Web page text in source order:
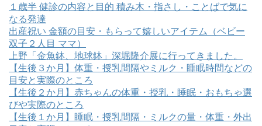
１歳半 健診の内容と目的 積み木・指さし・ことばで気に
なる発達
出産祝い 金額の目安・もらって嬉しいアイテム（ベビー
双子２人目 ママ）
上野「金魚鉢、地球鉢」深堀隆介展に行ってきました。
【生後３か月】体重・授乳間隔やミルク・睡眠時間などの
目安と実際のところ
【生後２か月】赤ちゃんの体重・授乳・睡眠・おもちゃ選
びや実際のところ
【生後１か月】睡眠・授乳間隔・ミルクの量・体重・外出